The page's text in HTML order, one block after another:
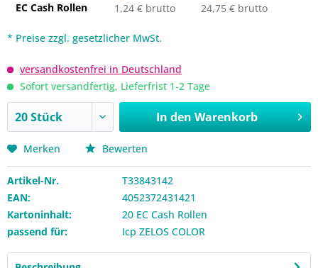
EC Cash Rollen
1,24 € brutto 24,75 € brutto
* Preise zzgl. gesetzlicher MwSt.
versandkostenfrei in Deutschland
Sofort versandfertig, Lieferfrist 1-2 Tage
In den Warenkorb
Merken Bewerten
Artikel-Nr.
T33843142
EAN:
4052372431421
Kartoninhalt:
20 EC Cash Rollen
passend für:
Icp ZELOS COLOR